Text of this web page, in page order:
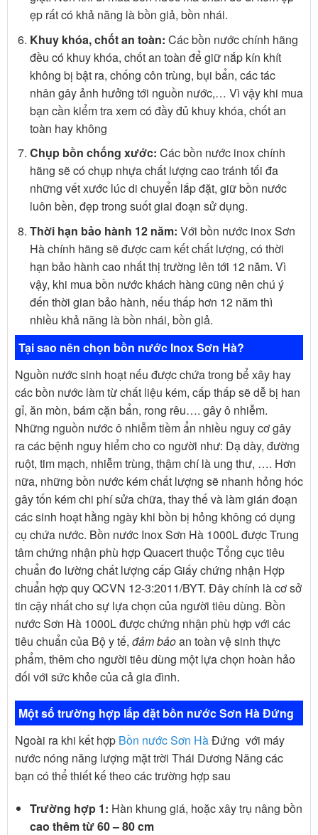
ẹp rất có khả năng là bồn giả, bồn nhái.
Khuy khóa, chốt an toàn: Các bồn nước chính hãng
đều có khuy khóa, chốt an toàn để giữ nắp kín khít
không bị bật ra, chống côn trùng, bụi bẩn, các tác
nhân gây ảnh hưởng tới nguồn nước,… Vì vậy khi mua
bạn cần kiểm tra xem có đầy đủ khuy khóa, chốt an
toàn hay không
Chụp bồn chống xước: Các bồn nước inox chính
hãng sẽ có chụp nhựa chất lượng cao tránh tối đa
những vết xước lúc di chuyển lắp đặt, giữ bồn nước
luôn bền, đẹp trong suốt giai đoạn sử dụng.
Thời hạn bảo hành 12 năm: Với bồn nước inox Sơn
Hà chính hãng sẽ được cam kết chất lượng, có thời
hạn bảo hành cao nhất thị trường lên tới 12 năm. Vì
vậy, khi mua bồn nước khách hàng cũng nên chú ý
đến thời gian bảo hành, nếu thấp hơn 12 năm thì
nhiều khả năng là bồn nhái, bồn giả.
Tại sao nên chọn bồn nước Inox Sơn Hà?
Nguồn nước sinh hoạt nếu được chứa trong bể xây hay
các bồn nước làm từ chất liệu kém, cấp thấp sẽ dễ bị han
gỉ, ăn mòn, bám cặn bẩn, rong rêu…. gây ô nhiễm.
Những nguồn nước ô nhiễm tiềm ẩn nhiều nguy cơ gây
ra các bệnh nguy hiểm cho co người như: Dạ dày, đường
ruột, tim mạch, nhiễm trùng, thậm chí là ung thư, …. Hơn
nữa, những bồn nước kém chất lượng sẽ nhanh hỏng hóc
gây tốn kém chi phí sửa chữa, thay thế và làm gián đoạn
các sinh hoạt hằng ngày khi bồn bị hỏng không có dụng
cụ chứa nước. Bồn nước Inox Sơn Hà 1000L được Trung
tâm chứng nhận phù hợp Quacert thuộc Tổng cục tiêu
chuẩn đo lường chất lượng cấp Giấy chứng nhận Hợp
chuẩn hợp quy QCVN 12-3:2011/BYT. Đây chính là cơ sở
tin cậy nhất cho sự lựa chọn của người tiêu dùng. Bồn
nước Sơn Hà 1000L được chứng nhận phù hợp với các
tiêu chuẩn của Bộ y tế, đảm bảoan toàn vệ sinh thực
phẩm, thêm cho người tiêu dùng một lựa chọn hoàn hảo
đối với sức khỏe của cả gia đình.
Một số trường hợp lắp đặt bồn nước Sơn Hà Đứng
Ngoài ra khi kết hợp Bồn nước Sơn HàĐứng với máy
nước nóng năng lượng mặt trời Thái Dương Năng các
bạn có thể thiết kế theo các trường hợp sau
Trường hợp 1: Hàn khung giá, hoặc xây trụ nâng bồn
cao thêm từ 60 – 80 cm